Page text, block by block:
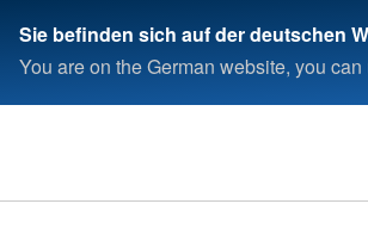
Sie befinden sich auf der deutschen
You are on the German website, you